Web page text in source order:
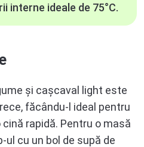
interne ideale de 75°C.
și cașcaval light este
făcându-l ideal pentru
rapidă. Pentru o masă
cu un bol de supă de